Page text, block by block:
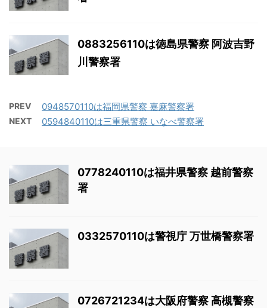
0883256110は徳島県警察 阿波吉野
川警察署
PREV 0948570110は福岡県警察 嘉麻警察署
NEXT 0594840110は三重県警察 いなべ警察署
0778240110は福井県警察 越前警察
署
0332570110は警視庁 万世橋警察署
0726721234は大阪府警察 高槻警察